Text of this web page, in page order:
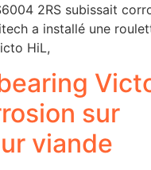
2RS subissait
a installé une
HiL,
sur
viande